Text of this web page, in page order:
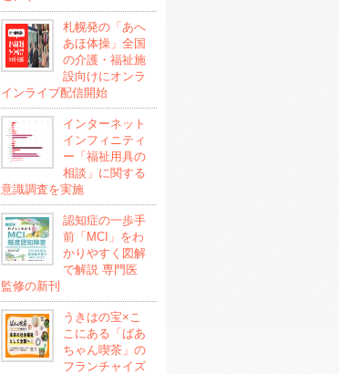
札幌発の「あへ
あほ体操」全国
の介護・福祉施
設向けにオンラ
インライブ配信開始
インターネット
インフィニティ
ー「福祉用具の
相談」に関する
意識調査を実施
認知症の一歩手
前「MCI」をわ
かりやすく図解
で解説 専門医
監修の新刊
うきはの宝×こ
こにある「ばあ
ちゃん喫茶」の
フランチャイズ